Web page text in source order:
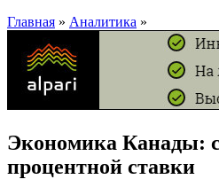
Главная » Аналитика »
Экономика Канады:
процентной ставки